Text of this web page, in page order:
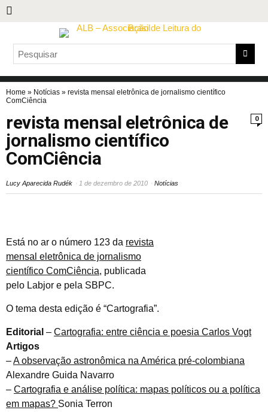
Home » Notícias » revista mensal eletrônica de jornalismo científico
ComCiência
0
revista mensal eletrônica de
jornalismo científico
ComCiência
Lucy Aparecida Rudék 1 de dezembro de 2010 Notícias
Está no ar o número 123 da revista
mensal eletrônica de jornalismo
científico ComCiência, publicada
pelo Labjor e pela SBPC.
O tema desta edição é “Cartografia”.
Editorial – Cartografia: entre ciência e poesia Carlos Vogt
Artigos
–A observação astronômica na América pré-colombiana
Alexandre Guida Navarro
– Cartografia e análise política: mapas políticos ou a política
em mapas? Sonia Terron